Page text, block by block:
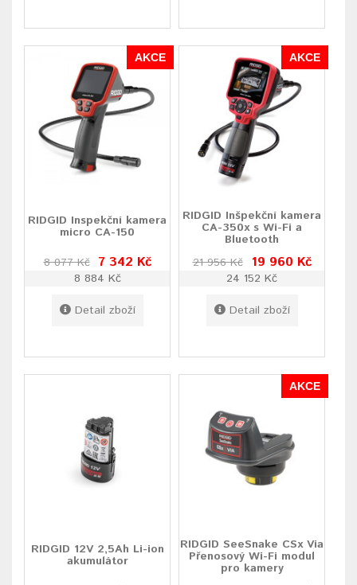
AKCE
RIDGID Inspekční kamera
micro CA-150
8 077 Kč 7 342 Kč
8 884 Kč
Detail zboží
AKCE
RIDGID Inšpekční kamera
CA-350x s Wi-Fi a
Bluetooth
21 956 Kč 19 960 Kč
24 152 Kč
Detail zboží
RIDGID 12V 2,5Ah Li-ion
akumulátor
AKCE
RIDGID SeeSnake CSx Via
Přenosový Wi-Fi modul
pro kamery